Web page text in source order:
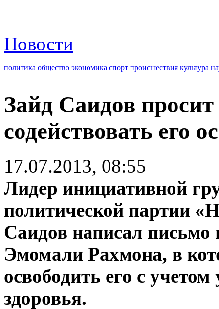
Новости
политика общество экономика спорт происшествия культура
Зайд Саидов просит
содействовать его
17.07.2013, 08:55
Лидер инициативной
политической партии
Саидов написал
Эмомали Рахмона, в
освободить его с
здоровья.